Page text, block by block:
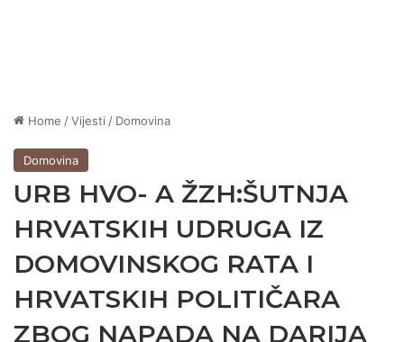
Home /Vijesti / Domovina
Domovina
URB HVO- A ŽZH:ŠUTNJA
HRVATSKIH UDRUGA IZ
DOMOVINSKOG RATA I
HRVATSKIH POLITIČARA
ZBOG NAPADA NA DARIJA